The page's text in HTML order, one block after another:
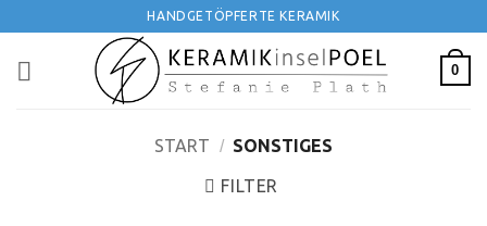
springen
HANDGETÖPFERTE KERAMIK
0
START / SONSTIGES
FILTER